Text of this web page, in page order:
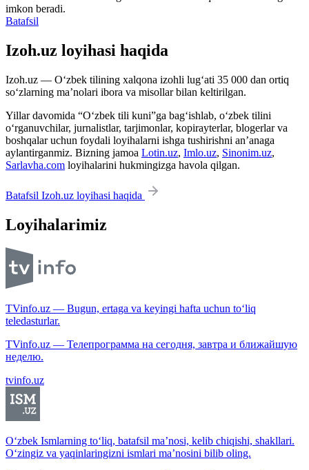
imkon beradi.
Batafsil
Izoh.uz loyihasi haqida
Izoh.uz — O‘zbek tilining xalqona izohli lug‘ati 35 000 dan ortiq
so‘zlarning ma’nolari ibora va misollar bilan keltirilgan.
Yillar davomida “O‘zbek tili kuni”ga bag‘ishlab, o‘zbek tilini
o‘rganuvchilar, jurnalistlar, tarjimonlar, kopirayterlar, blogerlar va
boshqalar uchun foydali loyihalarni ishga tushirishni an’anaga
aylantirganmiz. Bizning jamoa Lotin.uz, Imlo.uz, Sinonim.uz,
Sarlavha.com loyihalarini hukmingizga havola qilgan.
Batafsil Izoh.uz loyihasi haqida
Loyihalarimiz
TVinfo.uz — Bugun, ertaga va keyingi hafta uchun to‘liq
teledasturlar.
TVinfo.uz — Телепрограмма на сегодня, завтра и ближайшую
неделю.
tvinfo.uz
O‘zbek Ismlarning to‘liq, batafsil ma’nosi, kelib chiqishi, shakllari.
O‘zingiz va yaqinlaringizni ismlari ma’nosini bilib oling.